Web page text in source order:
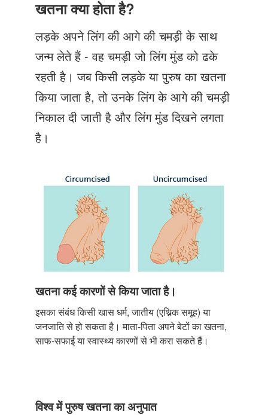
Just Poocho
संपर्क करें
खतना क्या होता है?
लड़के अपने लिंग की आगे की चमड़ी के साथ
जन्म लेते हैं - वह चमड़ी जो लिंग मुंड को ढके
रहती है। जब किसी लड़के या पुरुष का खतना
किया जाता है, तो उनके लिंग के आगे की चमड़ी
निकाल दी जाती है और लिंग मुंड दिखने लगता
है।
खतना कई कारणों से किया जाता है।
इसका संबंध किसी खास धर्म, जातीय (एथ्निक समूह) या
जनजाति से हो सकता है। माता-पिता अपने बेटों का खतना,
साफ-सफाई या स्वास्थ्य कारणों से भी करा सकते हैं।
विश्व में पुरुष खतना का अनुपात